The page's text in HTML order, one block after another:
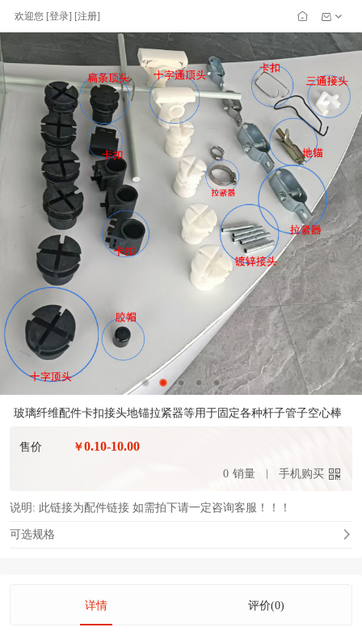
欢迎您 [登录] [注册]
玻璃纤维配件卡扣接头地锚拉紧器等用于固定各种杆子管子空心棒
售价 ￥0.10-10.00
0 销量 手机购买
说明: 此链接为配件链接 如需拍下请一定咨询客服！！！
可选规格
详情 评价(0)